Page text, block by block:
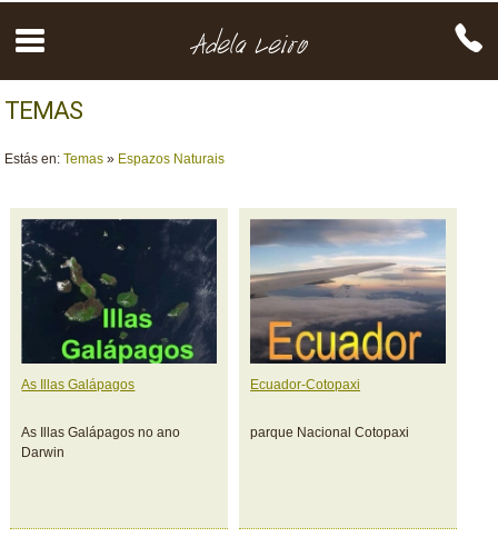
TEMAS
Estás en: Temas » Espazos Naturais
As Illas Galápagos
As Illas Galápagos no ano
Darwin
Ecuador-Cotopaxi
parque Nacional Cotopaxi